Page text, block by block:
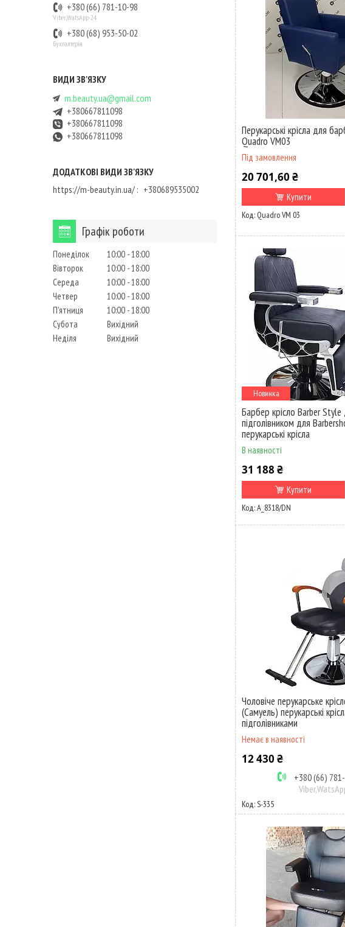
Перукарські крісла для
Quadro VM03
Під замовлення
20 701,60 ₴
Купити
Quadro VM 03
Новинка
Барбер крісло Barber Style
підголівником для
перукарські крісла
В наявності
31 188 ₴
Купити
А_8318/DN
Чоловіче перукарське
(Самуель) перукарські
підголівниками
Немає в наявності
12 430 ₴
+380 (66)
S-335
+380 (66) 781-10-98
Viber,WatsApp-24
+380 (68) 953-50-02
Бухгалтерія
m.beauty.ua@gmail.com
+380667811098
+380667811098
+380667811098
https://m-beauty.in.ua/ +380689535002
Графік роботи
Понеділок 10:00 18:00
Вівторок
10:00 18:00
Середа
10:00 18:00
Четвер
10:00 18:00
Пʼятниця
10:00 18:00
Субота
Вихідний
Неділя
Вихідний